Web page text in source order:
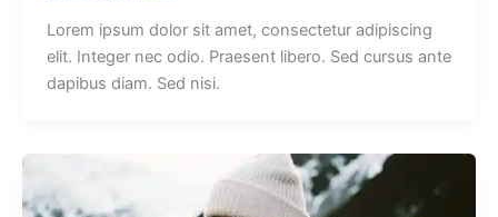
Lorem ipsum dolor sit amet, consectetur adipiscing
elit. Integer nec odio. Praesent libero. Sed cursus ante
dapibus diam. Sed nisi.